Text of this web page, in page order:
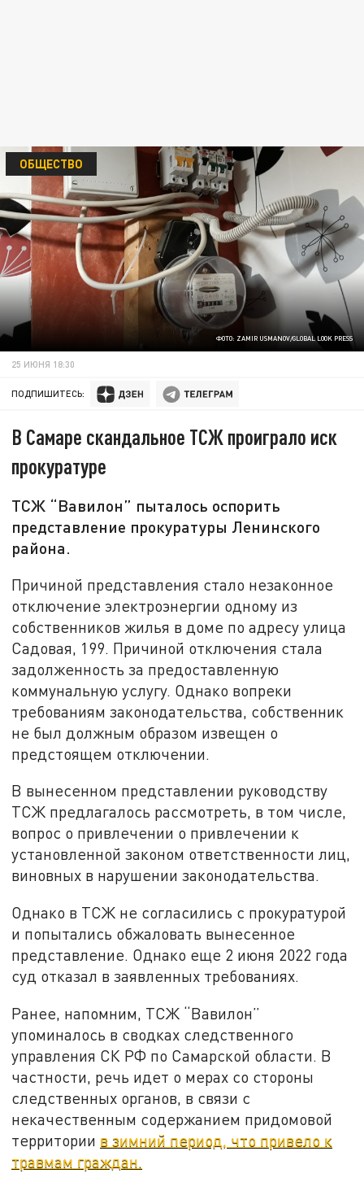
ФОТО: ZAMIR USMANOV/GLOBAL LOOK PRESS
ОБЩЕСТВО
25 ИЮНЯ 18:30
ПОДПИШИТЕСЬ:
В Самаре скандальное ТСЖ проиграло иск
прокуратуре
ТСЖ “Вавилон” пыталось оспорить
представление прокуратуры Ленинского
района.
Причиной представления стало незаконное
отключение электроэнергии одному из
собственников жилья в доме по адресу улица
Садовая, 199. Причиной отключения стала
задолженность за предоставленную
коммунальную услугу. Однако вопреки
требованиям законодательства, собственник
не был должным образом извещен о
предстоящем отключении.
В вынесенном представлении руководству
ТСЖ предлагалось рассмотреть, в том числе,
вопрос о привлечении о привлечении к
установленной законом ответственности лиц,
виновных в нарушении законодательства.
Однако в ТСЖ не согласились с прокуратурой
и попытались обжаловать вынесенное
представление. Однако еще 2 июня 2022 года
суд отказал в заявленных требованиях.
Ранее, напомним, ТСЖ “Вавилон”
упоминалось в сводках следственного
управления СК РФ по Самарской области. В
частности, речь идет о мерах со стороны
следственных органов, в связи с
некачественным содержанием придомовой
территории в зимний период, что привело к
травмам граждан.